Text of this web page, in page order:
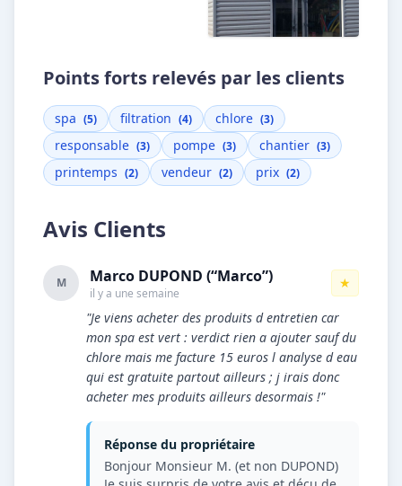
Points forts relevés par les clients
spa (5) filtration (4) chlore (3)
responsable (3) pompe (3) chantier (3)
printemps (2) vendeur (2) prix (2)
Avis Clients
M Marco DUPOND (“Marco”)
il y a une semaine
★
"Je viens acheter des produits d entretien car
mon spa est vert : verdict rien a ajouter sauf du
chlore mais me facture 15 euros l analyse d eau
qui est gratuite partout ailleurs ; j irais donc
acheter mes produits ailleurs desormais !"
Réponse du propriétaire
Bonjour Monsieur M. (et non DUPOND)